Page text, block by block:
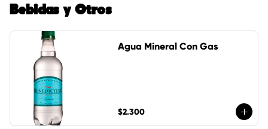
Bebidas y Otros
Agua Mineral Con Gas
$2.300